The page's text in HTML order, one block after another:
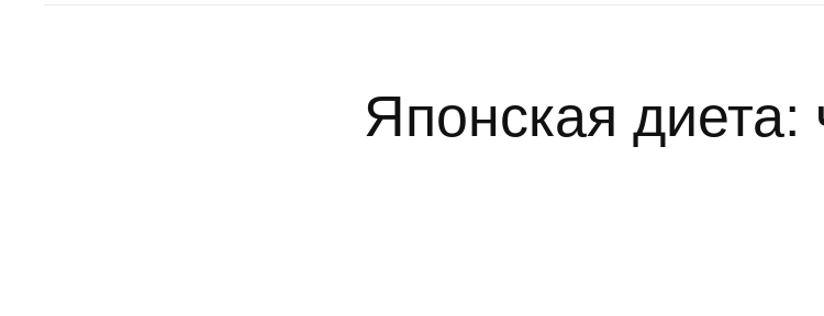
Японская диета: